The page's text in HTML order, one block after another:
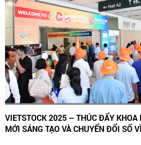
VIETSTOCK 2025 – THÚC ĐẨY KHOA
MỚI SÁNG TẠO VÀ CHUYỂN ĐỔI SỐ